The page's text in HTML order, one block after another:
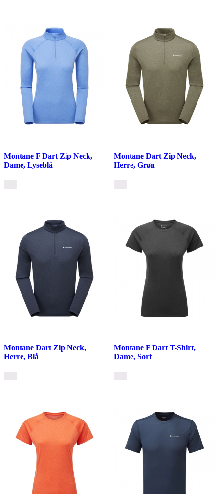
Montane F Dart Zip Neck,
Dame, Lyseblå
Montane Dart Zip Neck,
Herre, Grøn
Montane Dart Zip Neck,
Herre, Blå
Montane F Dart T-Shirt,
Dame, Sort